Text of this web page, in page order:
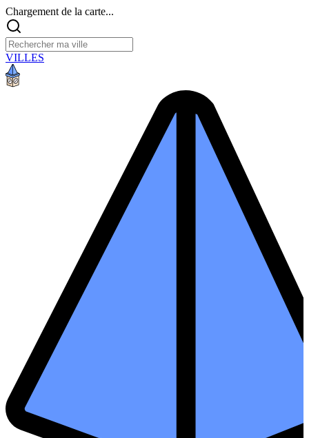
Chargement de la carte...
VILLES